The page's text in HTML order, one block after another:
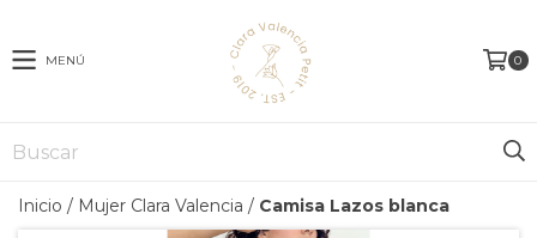
MENÚ 0
Inicio / Mujer Clara Valencia / Camisa Lazos blanca